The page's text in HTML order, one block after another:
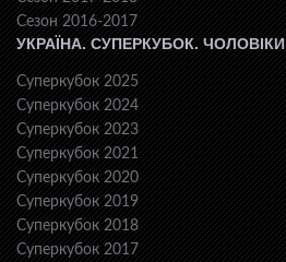
Сезон 2016-2017
УКРАЇНА. СУПЕРКУБОК. ЧОЛОВІКИ
Суперкубок 2025
Суперкубок 2024
Суперкубок 2023
Суперкубок 2021
Суперкубок 2020
Суперкубок 2019
Суперкубок 2018
Суперкубок 2017